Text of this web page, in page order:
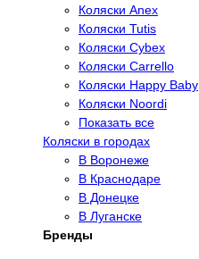
Коляски Anex
Коляски Tutis
Коляски Cybex
Коляски Carrello
Коляски Happy Baby
Коляски Noordi
Показать все
Коляски в городах
В Воронеже
В Краснодаре
В Донецке
В Луганске
Бренды